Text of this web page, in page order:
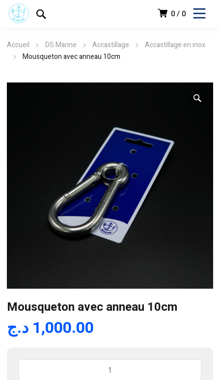
0 0
Accueil DS Marine Accastillage
Accastillage en inox
Mousqueton avec anneau 10cm
Mousqueton avec anneau 10cm
1,000.00 د.ج